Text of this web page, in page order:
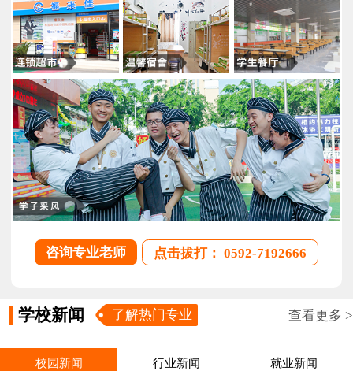
咨询专业老师 点击拔打： 0592-7192666
学校新闻 了解热门专业 查看更多 >
校园新闻 行业新闻 就业新闻